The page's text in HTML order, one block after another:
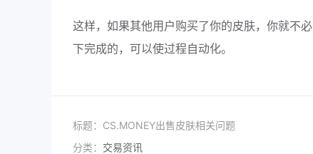
这样，如果其他用户购买了你的皮肤，你就不
下完成的，可以使过程自动化。
标题：CS.MONEY出售皮肤相关问题
分类： 交易资讯